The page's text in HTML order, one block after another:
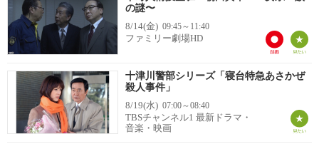
の謎〜
8/14(金) 09:45～11:40
ファミリー劇場HD
十津川警部シリーズ「寝台特急あさかぜ
殺人事件」
8/19(水) 07:00～08:40
TBSチャンネル1 最新ドラマ・
音楽・映画